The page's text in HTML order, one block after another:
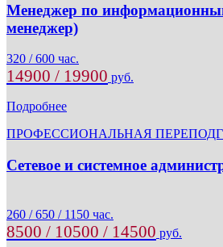
Менеджер по
менеджер)
320 / 600 час.
14900 / 19900 руб.
Подробнее
ПРОФЕССИОНАЛЬНАЯ
Сетевое и системное
260 / 650 / 1150 час.
8500 / 10500 / 14500 руб.